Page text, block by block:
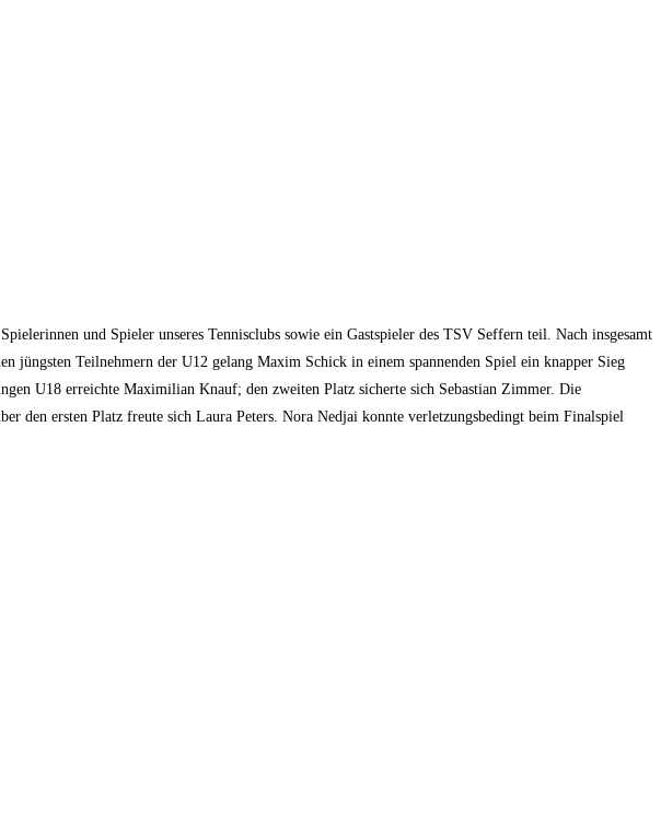
und Spieler unseres Tennisclubs sowie ein Gastspieler des TSV Seffern teil. Nach insgesamt
jüngsten Teilnehmern der U12 gelang Maxim Schick in einem spannenden Spiel ein knapper Sieg
U18 erreichte Maximilian Knauf; den zweiten Platz sicherte sich Sebastian Zimmer. Die
den ersten Platz freute sich Laura Peters. Nora Nedjai konnte verletzungsbedingt beim Finalspiel